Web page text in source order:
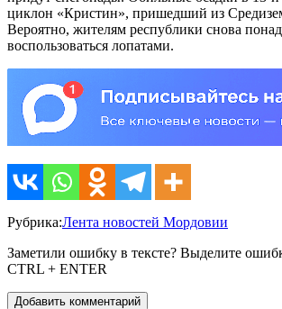
циклон «Кристин», пришедший из
Вероятно, жителям республики снова
воспользоваться лопатами.
Рубрика:Лента новостей Мордовии
Заметили ошибку в тексте? Выделите
CTRL + ENTER
Добавить комментарий